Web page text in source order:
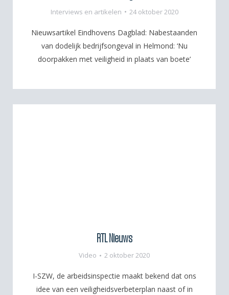
Interviews en artikelen 24 oktober 2020
Nieuwsartikel Eindhovens Dagblad: Nabestaanden
van dodelijk bedrijfsongeval in Helmond: ‘Nu
doorpakken met veiligheid in plaats van boete’
RTL Nieuws
Video 2 oktober 2020
I-SZW, de arbeidsinspectie maakt bekend dat ons
idee van een veiligheidsverbeterplan naast of in